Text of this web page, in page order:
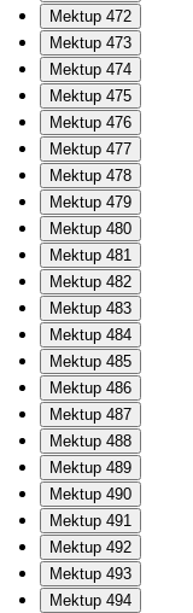
Mektup 472
Mektup 473
Mektup 474
Mektup 475
Mektup 476
Mektup 477
Mektup 478
Mektup 479
Mektup 480
Mektup 481
Mektup 482
Mektup 483
Mektup 484
Mektup 485
Mektup 486
Mektup 487
Mektup 488
Mektup 489
Mektup 490
Mektup 491
Mektup 492
Mektup 493
Mektup 494